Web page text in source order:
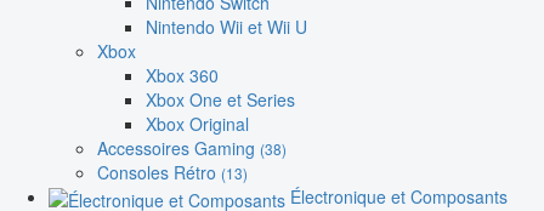
Nintendo Wii et Wii U
Xbox
Xbox 360
Xbox One et Series
Xbox Original
Accessoires Gaming (38)
Consoles Rétro (13)
Électronique et Composants